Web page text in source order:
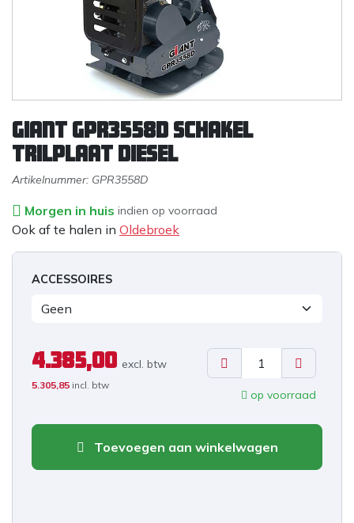
Giant GPR3558D schakel
trilplaat diesel
Artikelnummer: GPR3558D
Morgen in huis indien op voorraad
Ook af te halen in Oldebroek
ACCESSOIRES
4.385,00 excl. btw
5.305,85 incl. btw
op voorraad
Toevoegen aan winkelwagen